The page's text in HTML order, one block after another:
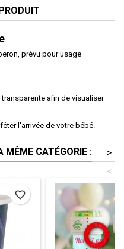
prévu pour usage
afin de visualiser
l'arrivée de votre bébé.
MÊME CATÉGORIE :
>
<
favorite_border